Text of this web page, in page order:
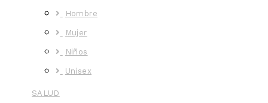
Hombre
Mujer
Niños
Unisex
SALUD